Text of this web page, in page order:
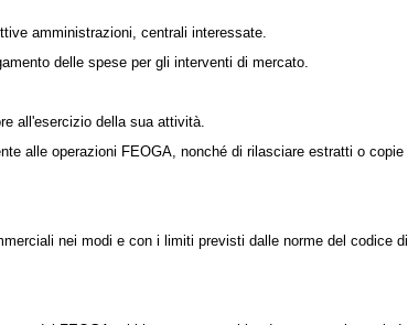
amministrazioni, centrali interessate.
delle spese per gli interventi di mercato.
all'esercizio della sua attività.
alle operazioni FEOGA, nonché di rilasciare estratti o
nei modi e con i limiti previsti dalle norme del codice